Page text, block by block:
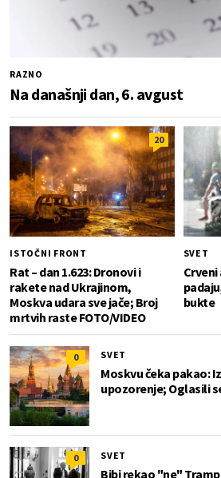
RAZNO
Na današnji dan, 6. avgust
20
ISTOČNI FRONT
Rat – dan 1.623: Dronovi i
rakete nad Ukrajinom,
Moskva udara sve jače; Broj
mrtvih raste FOTO/VIDEO
SVET
bukte
0 SVET
Moskvu čeka pakao:
upozorenje; Oglasili
0 SVET
Bibi rekao "ne"